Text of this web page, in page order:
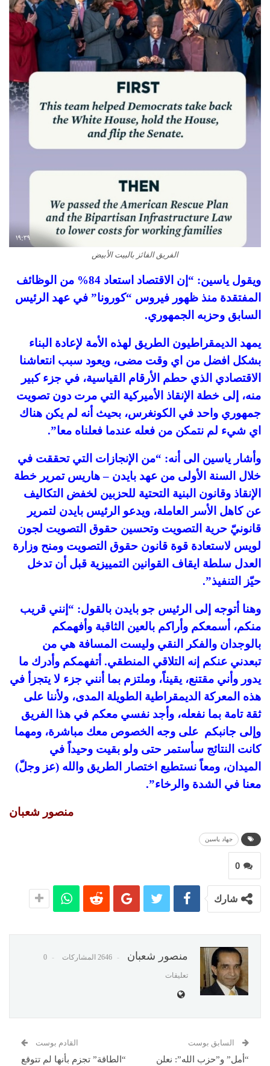
الفريق الفائز بالبيت الأبيض
ويقول ياسين: “إن الاقتصاد استعاد 84% من الوظائف
المفتقدة منذ ظهور فيروس “كورونا” في عهد الرئيس
السابق وحزبه الجمهوري.
يمهد الديمقراطيون الطريق لهذه الأمة لإعادة البناء
بشكل افضل من اي وقت مضى، ويعود سبب انتعاشنا
الاقتصادي الذي حطم الأرقام القياسية، في جزء كبير
منه، إلى خطة الإنقاذ الأميركية التي مرت دون تصويت
جمهوري واحد في الكونغرس، بحيث أنه لم يكن هناك
اي شيء لم نتمكن من فعله عندما فعلناه معا”.
وأشار ياسين الى أنه: “من الإنجازات التي تحققت في
خلال السنة الأولى من عهد بايدن – هاريس تمرير خطة
الإنقاذ وقانون البنية التحتية للحزبين لخفض التكاليف
عن كاهل الأسر العاملة، ويدعو الرئيس بايدن لتمرير
قانونيّ حرية التصويت وتحسين حقوق التصويت لجون
لويس لاستعادة قوة قانون حقوق التصويت ومنح وزارة
العدل سلطة ايقاف القوانين التمييزية قبل أن تدخل
حيّز التنفيذ”.
وهنا أتوجه إلى الرئيس جو بايدن بالقول: “إنني قريب
منكم، أسمعكم وأراكم بالعين الثاقبة وأفهمكم
بالوجدان والفكر النقي وليست المسافة هي من
تبعدني عنكم إنه التلاقي المنطقي. أتفهمكم وأدرك ما
يدور وأني مقتنع، يقيناً، وملتزم بما أنني جزء لا يتجزأ في
هذه المعركة الديمقراطية الطويلة المدى، ولأننا على
ثقة تامة بما نفعله، وأجد نفسي معكم في هذا الفريق
وإلى جانبكم على وجه الخصوص معك مباشرة، ومهما
كانت النتائج سأستمر حتى ولو بقيت وحيداً في
الميدان، ومعاً نستطيع اختصار الطريق والله (عز وجلّ)
معنا في الشدة والرخاء”.
منصور شعبان
جهاد ياسين
0
شارك
منصور شعبان 2646 المشاركات 0
تعليقات
السابق بوست
“أمل” و”حزب الله”: نعلن
القادم بوست
“الطاقة” تجزم بأنها لم تتوقع